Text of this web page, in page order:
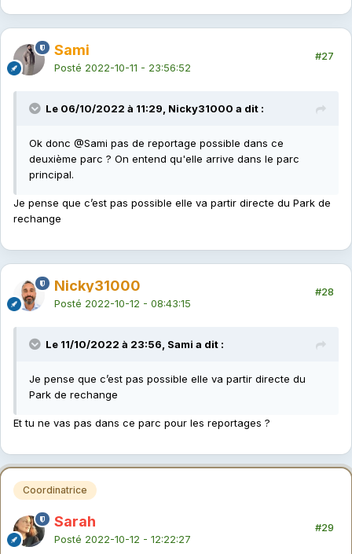
Sami
Posté 2022-10-11 - 23:56:52
#27
Le 06/10/2022 à 11:29, Nicky31000 a dit :
Ok donc @Sami pas de reportage possible dans ce
deuxième parc ? On entend qu'elle arrive dans le parc
principal.
Je pense que c’est pas possible elle va partir directe du Park de
rechange
Nicky31000
Posté 2022-10-12 - 08:43:15
#28
Le 11/10/2022 à 23:56, Sami a dit :
Je pense que c’est pas possible elle va partir directe du
Park de rechange
Et tu ne vas pas dans ce parc pour les reportages ?
Coordinatrice
Sarah
Posté 2022-10-12 - 12:22:27
#29